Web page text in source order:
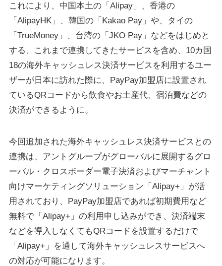
これにより、中国本土の「Alipay」、香港の
「AlipayHK」、韓国の「Kakao Pay」や、タイの
「TrueMoney」、台湾の「JKO Pay」などをはじめと
する、これまで連携してきたサービスを含め、10カ国
18の海外キャッシュレス決済サービスを利用するユー
ザーが日本に訪れた際に、PayPay加盟店に設置され
ているQRコードから飲食やお土産代、宿泊費などの
決済ができるように。
今回追加された海外キャッシュレス決済サービスとの
連携は、アントグループがグローバルに展開するグロ
ーバル・クロスボーダー電子決済およびマーチャント
向けマーケティングソリューション「Alipay+」が活
用されており、PayPay加盟店であれば初期費用など
無料で「Alipay+」の利用申し込みができ、決済端末
などを導入しなくてもQRコードを設置するだけで
「Alipay+」を通して海外キャッシュレスサービスへ
の対応が可能になります。